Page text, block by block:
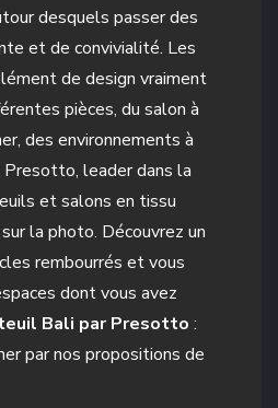
desquels passer des
et de convivialité. Les
de design vraiment
pièces, du salon à
des environnements à
Presotto, leader dans la
et salons en tissu
la photo. Découvrez un
rembourrés et vous
dont vous avez
Bali par Presotto :
par nos propositions de